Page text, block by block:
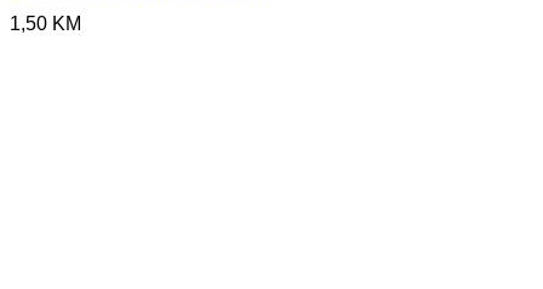
1,50 KM